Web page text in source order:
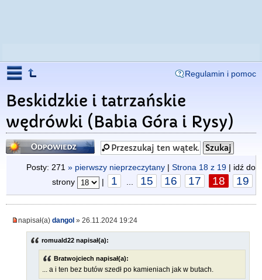
Regulamin i pomoc
Beskidzkie i tatrzańskie
wędrówki (Babia Góra i Rysy)
Odpowiedz
Posty: 271 » pierwszy nieprzeczytany | Strona 18 z 19 | idź do
strony
| 1 15 16 17 18 19
napisał(a) dangol » 26.11.2024 19:24
romuald22 napisał(a):
Bratwojciech napisał(a):
... a i ten bez butów szedł po kamieniach jak w butach.